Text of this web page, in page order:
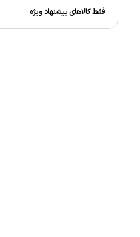
فقط کالاهای پیشنهاد ویژه